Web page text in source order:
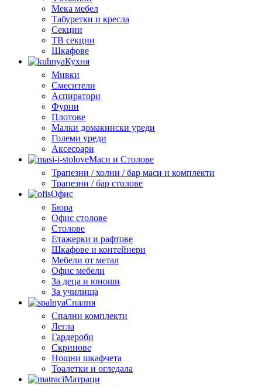
Мека мебел
Табуретки и кресла
Секции
ТВ секции
Шкафове
Кухня
Мивки
Смесители
Аспиратори
Фурни
Плотове
Малки домакински уреди
Големи уреди
Аксесоари
Маси и Столове
Трапезни / холни / бар маси и комплекти
Трапезни / бар столове
Офис
Бюра
Офис столове
Столове
Етажерки и рафтове
Шкафове и контейнери
Мебели от метал
Офис мебели
За деца и юноши
За училища
Спалня
Спални комплекти
Легла
Гардероби
Скринове
Нощни шкафчета
Тоалетки и огледала
Матраци